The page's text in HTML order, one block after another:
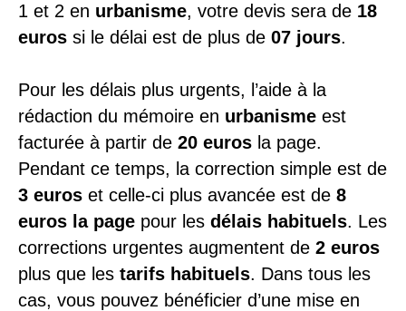
1 et 2 en urbanisme, votre devis sera de 18
euros si le délai est de plus de 07 jours.
Pour les délais plus urgents, l’aide à la
rédaction du mémoire en urbanisme est
facturée à partir de 20 euros la page.
Pendant ce temps, la correction simple est de
3 euros et celle-ci plus avancée est de 8
euros la page pour les délais habituels. Les
corrections urgentes augmentent de 2 euros
plus que les tarifs habituels. Dans tous les
cas, vous pouvez bénéficier d’une mise en